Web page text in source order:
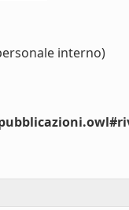
interno)